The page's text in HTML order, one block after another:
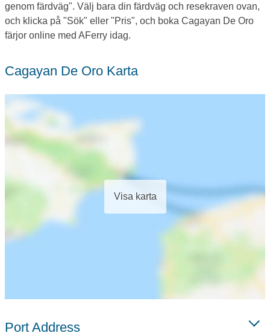
genom färdväg". Välj bara din färdväg och resekraven ovan,
och klicka på "Sök" eller "Pris", och boka Cagayan De Oro
färjor online med AFerry idag.
Cagayan De Oro Karta
Visa karta
Port Address